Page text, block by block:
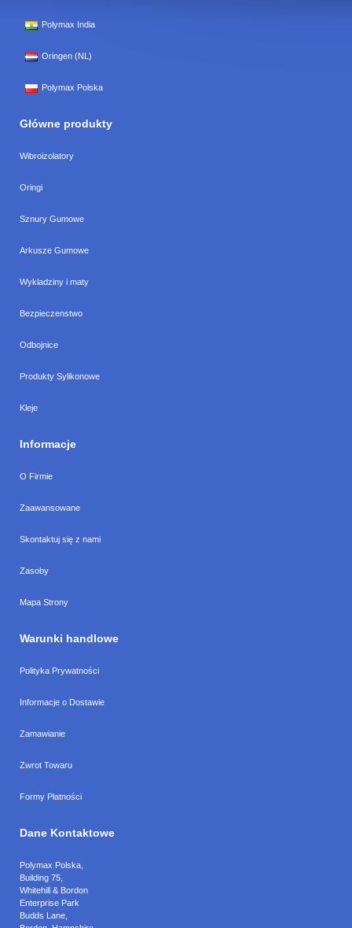
Polymax India
Oringen (NL)
Polymax Polska
Główne produkty
Wibroizolatory
Oringi
Sznury Gumowe
Arkusze Gumowe
Wykladziny i maty
Bezpieczenstwo
Odbojnice
Produkty Sylikonowe
Kleje
Informacje
O Firmie
Zaawansowane
Skontaktuj się z nami
Zasoby
Mapa Strony
Warunki handlowe
Polityka Prywatności
Informacje o Dostawie
Zamawianie
Zwrot Towaru
Formy Płatności
Dane Kontaktowe
Polymax Polska
Building 75,
Whitehill & Bordon
Enterprise Park
Budds Lane